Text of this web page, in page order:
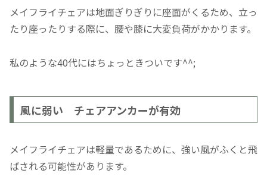
メイフライチェアは地面ぎりぎりに座面がくるため、立っ
たり座ったりする際に、腰や膝に大変負荷がかかります。
私のような40代にはちょっときついです^^;
風に弱い チェアアンカーが有効
メイフライチェアは軽量であるために、強い風がふくと飛
ばされる可能性があります。